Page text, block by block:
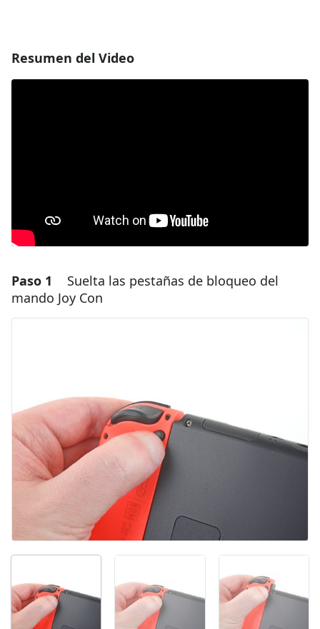
Resumen del Video
Paso 1
Suelta las pestañas de bloqueo del
mando Joy Con